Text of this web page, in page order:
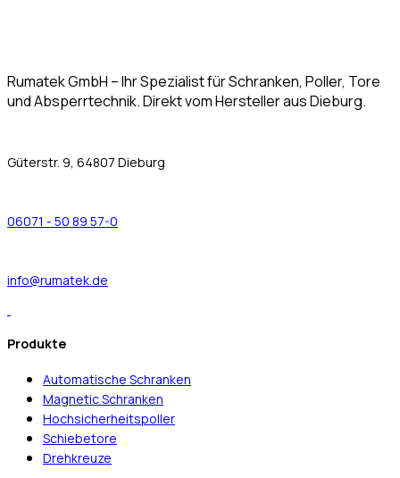
Rumatek GmbH – Ihr Spezialist für Schranken, Poller, Tore
und Absperrtechnik. Direkt vom Hersteller aus Dieburg.
Güterstr. 9, 64807 Dieburg
06071 - 50 89 57-0
info@rumatek.de
Produkte
Automatische Schranken
Magnetic Schranken
Hochsicherheitspoller
Schiebetore
Drehkreuze